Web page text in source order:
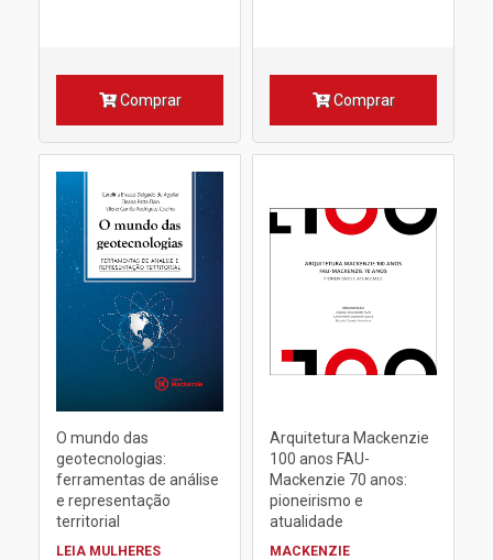
Comprar Comprar
O mundo das
geotecnologias:
ferramentas de análise
e representação
territorial
LEIA MULHERES
Arquitetura Mackenzie
100 anos FAU-
Mackenzie 70 anos:
pioneirismo e
atualidade
MACKENZIE